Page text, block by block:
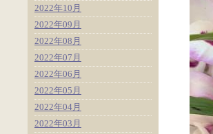
2022年10月
2022年09月
2022年08月
2022年07月
2022年06月
2022年05月
2022年04月
2022年03月